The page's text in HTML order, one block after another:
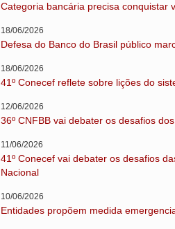
Categoria bancária precisa conquistar
18/06/2026
Defesa do Banco do Brasil público
18/06/2026
41º Conecef reflete sobre lições do
12/06/2026
36º CNFBB vai debater os desafios
11/06/2026
41º Conecef vai debater os desafios
Nacional
10/06/2026
Entidades propõem medida